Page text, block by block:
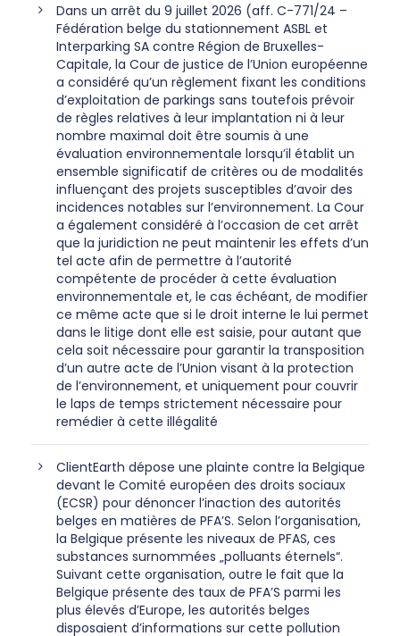
Dans un arrêt du 9 juillet 2026 (aff. C-771/24 –
Fédération belge du stationnement ASBL et
Interparking SA contre Région de Bruxelles-
Capitale, la Cour de justice de l’Union européenne
a considéré qu’un règlement fixant les conditions
d’exploitation de parkings sans toutefois prévoir
de règles relatives à leur implantation ni à leur
nombre maximal doit être soumis à une
évaluation environnementale lorsqu’il établit un
ensemble significatif de critères ou de modalités
influençant des projets susceptibles d’avoir des
incidences notables sur l’environnement. La Cour
a également considéré à l’occasion de cet arrêt
que la juridiction ne peut maintenir les effets d’un
tel acte afin de permettre à l’autorité
compétente de procéder à cette évaluation
environnementale et, le cas échéant, de modifier
ce même acte que si le droit interne le lui permet
dans le litige dont elle est saisie, pour autant que
cela soit nécessaire pour garantir la transposition
d’un autre acte de l’Union visant à la protection
de l’environnement, et uniquement pour couvrir
le laps de temps strictement nécessaire pour
remédier à cette illégalité
ClientEarth dépose une plainte contre la Belgique
devant le Comité européen des droits sociaux
(ECSR) pour dénoncer l’inaction des autorités
belges en matières de PFA’S. Selon l’organisation,
la Belgique présente les niveaux de PFAS, ces
substances surnommées „polluants éternels“.
Suivant cette organisation, outre le fait que la
Belgique présente des taux de PFA’S parmi les
plus élevés d’Europe, les autorités belges
disposaient d’informations sur cette pollution